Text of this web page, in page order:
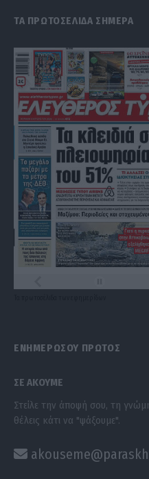
ΤΑ ΠΡΩΤΟΣΕΛΙΔΑ ΣΗΜΕΡΑ
ΕΝΗΜΕΡΩΣΟΥ ΠΡΩΤΟΣ
ΣΕ ΑΚΟΥΜΕ
Στείλε την άποψή σου, τη
θέλεις κάτι να "ψάξουμε".